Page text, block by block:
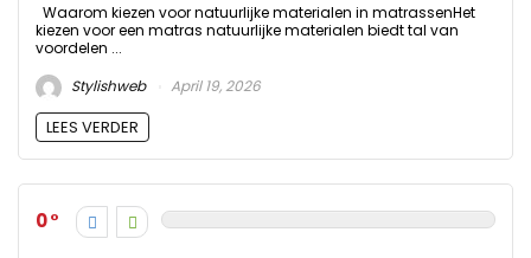
Waarom kiezen voor natuurlijke materialen in matrassenHet
kiezen voor een matras natuurlijke materialen biedt tal van
voordelen ...
Stylishweb
April 19, 2026
LEES VERDER
0